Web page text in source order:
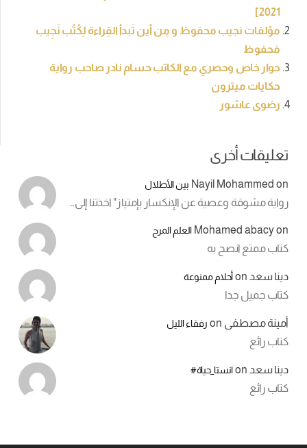
2021]
مؤلفات نجيب محفوظ و مِن أين تَبدأ القِراءة لِكُتُب نَجِيب
مَحفوظ
حوار خاص وحصري مع الكاتب حسام نادر صاحب رواية
حكايات ميترون
رضوى عاشور
تعليقات أخرى
Nayil Mohammed on بين الأطلال
رواية مشوقة وعصية عن الإنكسار بإمتياز" اخذتنا إلى…
Mohamed abacyon العلم المرح
كتاب ممتع انصح به
دينا سعد onأحلام ممنوعة
كتاب جميل جدا
أمينة مصطفى on رفقاء الليل
كتاب رائع
دينا سعد onانستا_حياة#
كتاب رائع